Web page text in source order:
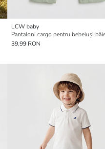
LCW baby
39,99 RON